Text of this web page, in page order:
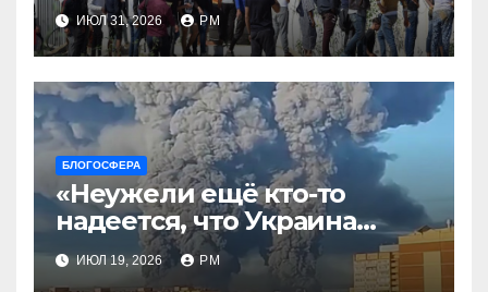
ИЮЛ 31, 2026 РМ
БЛОГОСФЕРА
«Неужели ещё кто-то
надеется, что Украина
будет действовать
непоследовательно?»
ИЮЛ 19, 2026 РМ